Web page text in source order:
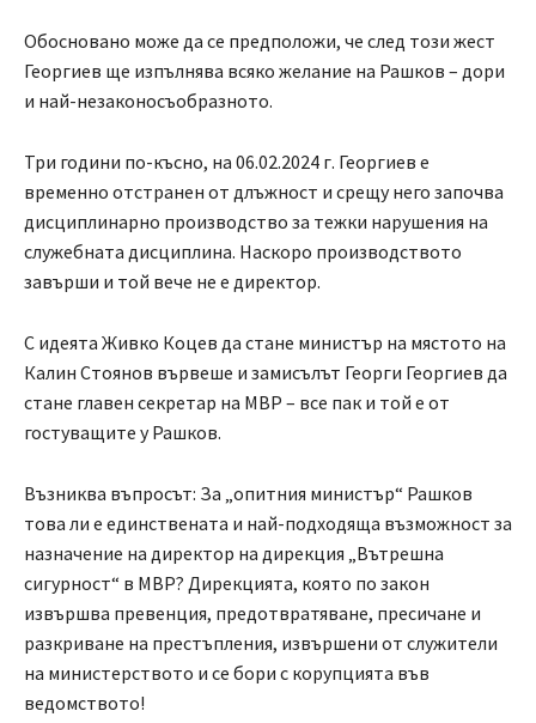
Обосновано може да се предположи, че след този жест
Георгиев ще изпълнява всяко желание на Рашков – дори
и най-незаконосъобразното.
Три години по-късно, на 06.02.2024 г. Георгиев е
временно отстранен от длъжност и срещу него започва
дисциплинарно производство за тежки нарушения на
служебната дисциплина. Наскоро производството
завърши и той вече не е директор.
С идеята Живко Коцев да стане министър на мястото на
Калин Стоянов вървеше и замисълът Георги Георгиев да
стане главен секретар на МВР – все пак и той е от
гостуващите у Рашков.
Възниква въпросът: За „опитния министър“ Рашков
това ли е единствената и най-подходяща възможност за
назначение на директор на дирекция „Вътрешна
сигурност“ в МВР? Дирекцията, която по закон
извършва превенция, предотвратяване, пресичане и
разкриване на престъпления, извършени от служители
на министерството и се бори с корупцията във
ведомството!